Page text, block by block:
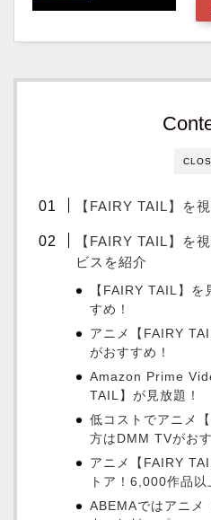
【FAIRY TAIL】を
【FAIRY TAIL】を
ビスを紹介
【FAIRY TAIL】
すめ！
アニメ【FAIRY
がおすすめ！
Amazon Prime
TAIL】が見放題！
低コストでアニメ
方はDMM TVがおす
アニメ【FAIRY
トア！6,000作品以
ABEMAではアニメ